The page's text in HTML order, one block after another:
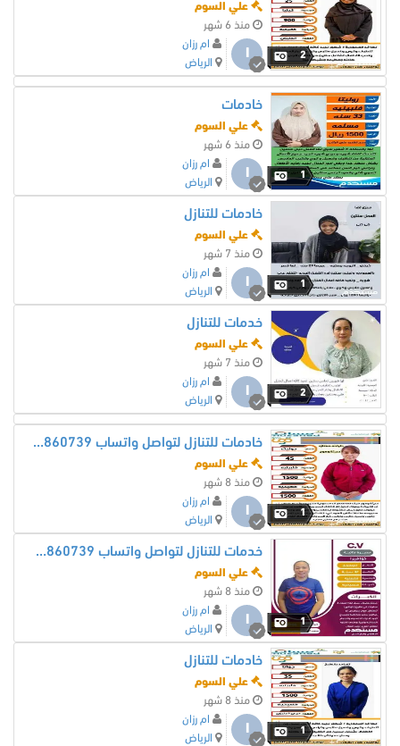
2
علي السوم
منذ 6 شهر
ا
ام رزان
الرياض
1
خادمات
علي السوم
منذ 6 شهر
ا
ام رزان
الرياض
1
خادمات للتنازل
علي السوم
منذ 7 شهر
ا
ام رزان
الرياض
2
خدمات للتنازل
علي السوم
منذ 7 شهر
ا
ام رزان
الرياض
1
خادمات للتنازل لتواصل واتساب 0550860739
علي السوم
منذ 8 شهر
ا
ام رزان
الرياض
1
خدمات للتنازل لتواصل واتساب 0550860739
علي السوم
منذ 8 شهر
ا
ام رزان
الرياض
1
خادمات للتنازل
علي السوم
منذ 8 شهر
ا
ام رزان
الرياض